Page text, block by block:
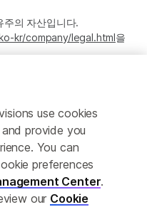
주의 자산입니다.
kr/company/legal.html을
use cookies
provide you
You can
preferences
Center.
our Cookie